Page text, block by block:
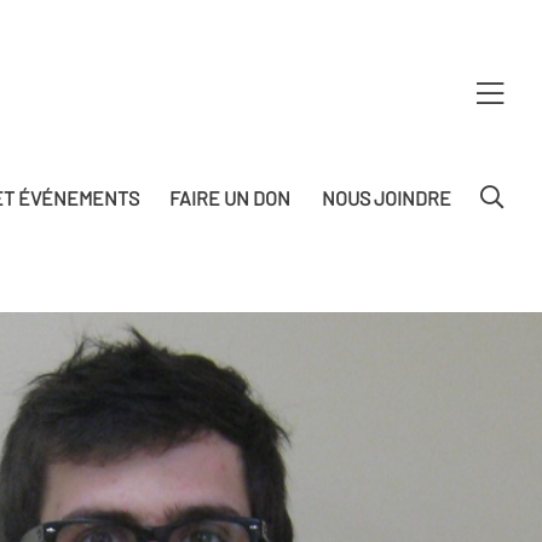
ÉVÉNEMENTS FAIRE UN DON NOUS JOINDRE